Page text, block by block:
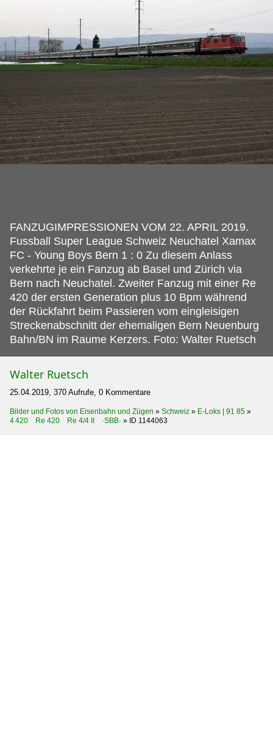
FANZUGIMPRESSIONEN VOM 22. APRIL 2019.
Fussball Super League Schweiz Neuchatel Xamax
FC - Young Boys Bern 1 : 0 Zu diesem Anlass
verkehrte je ein Fanzug ab Basel und Zürich via
Bern nach Neuchatel. Zweiter Fanzug mit einer Re
420 der ersten Generation plus 10 Bpm während
der Rückfahrt beim Passieren vom eingleisigen
Streckenabschnitt der ehemaligen Bern Neuenburg
Bahn/BN im Raume Kerzers. Foto: Walter Ruetsch
Walter Ruetsch
25.04.2019, 370 Aufrufe, 0 Kommentare
Bilder und Fotos von Eisenbahn und Zügen » Schweiz » E-Loks | 91 85 »
4 420 Re 420 Re 4/4 II ·SBB· » ID 1144063